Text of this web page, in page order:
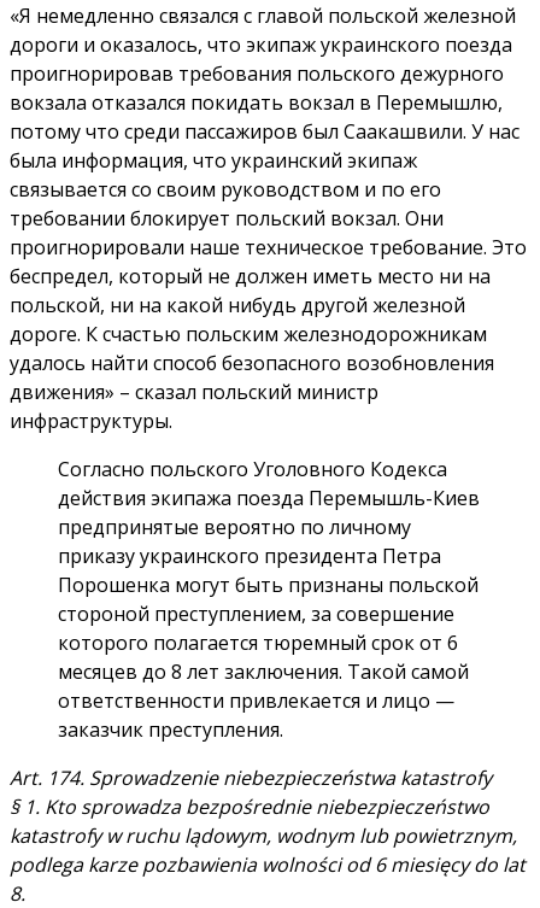
«Я немедленно связался с главой польской железной
дороги и оказалось, что экипаж украинского поезда
проигнорировав требования польского дежурного
вокзала отказался покидать вокзал в Перемышлю,
потому что среди пассажиров был Саакашвили. У нас
была информация, что украинский экипаж
связывается со своим руководством и по его
требовании блокирует польский вокзал. Они
проигнорировали наше техническое требование. Это
беспредел, который не должен иметь место ни на
польской, ни на какой нибудь другой железной
дороге. К счастью польским железнодорожникам
удалось найти способ безопасного возобновления
движения» – сказал польский министр
инфраструктуры.
Согласно польского Уголовного Кодекса
действия экипажа поезда Перемышль-Киев
предпринятые вероятно по личному
приказу украинского президента Петра
Порошенка могут быть признаны польской
стороной преступлением, за совершение
которого полагается тюремный срок от 6
месяцев до 8 лет заключения. Такой самой
ответственности привлекается и лицо —
заказчик преступления.
Art. 174. Sprowadzenie niebezpieczeństwa katastrofy
§ 1. Kto sprowadza bezpośrednie niebezpieczeństwo
katastrofy w ruchu lądowym, wodnym lub powietrznym,
podlega karze pozbawienia wolności od 6 miesięcy do lat
8.